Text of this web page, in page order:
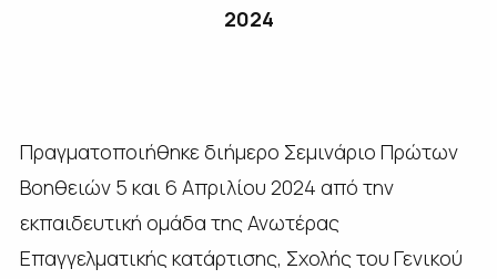
2024
Πραγματοποιήθηκε διήμερο Σεμινάριο Πρώτων
Βοηθειών 5 και 6 Απριλίου 2024 από την
εκπαιδευτική ομάδα της Ανωτέρας
Επαγγελματικής κατάρτισης, Σχολής του Γενικού